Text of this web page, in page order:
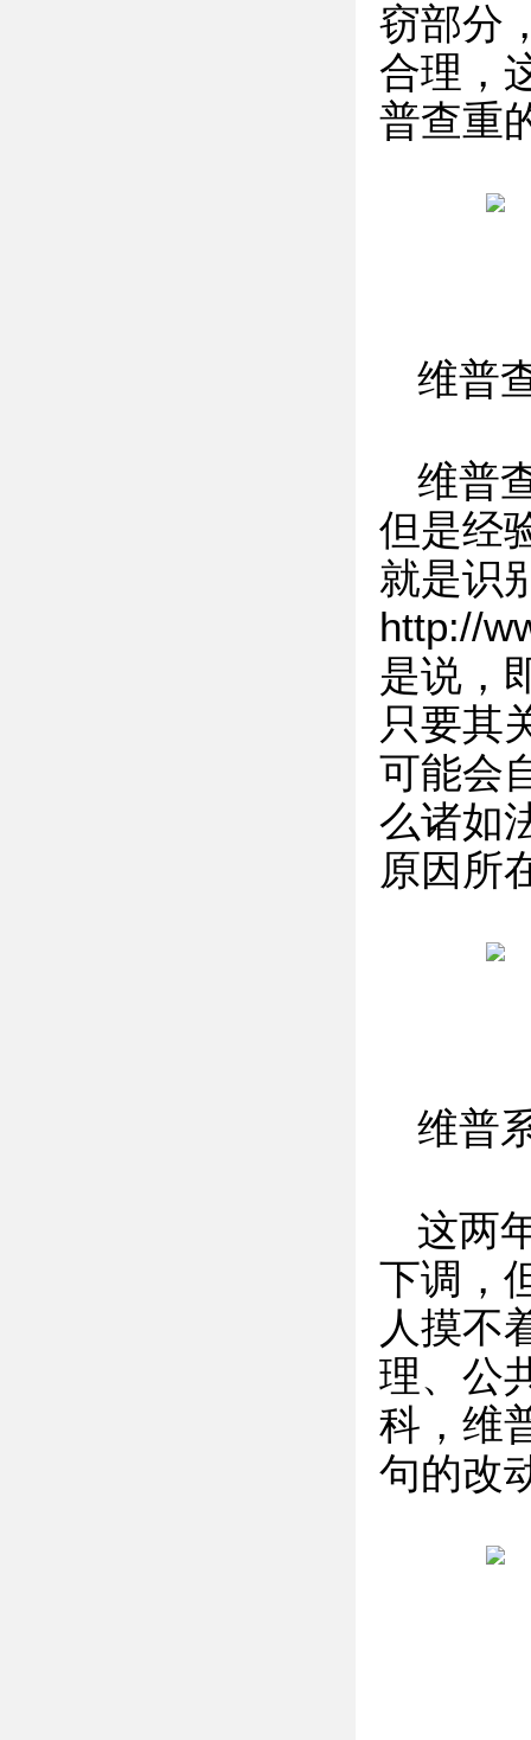
窃部分
合理，
普查重
维普
维普
但是经
就是识
http://
是说，
只要其
可能会
么诸如
原因所
维普
这两
下调，
人摸不
理、公
科，维
句的改